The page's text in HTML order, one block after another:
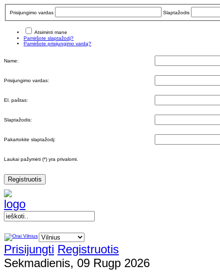
Prisijungimo vardas Slaptažodis
Atsiminti mane
Pamiršote slaptažodį?
Pamiršote prisijungimo vardą?
Name:
Prisijungimo vardas:
El. paštas:
Slaptažodis:
Pakartokite slaptažodį:
Laukai pažymėti (*) yra privalomi.
Registruotis
Prisijungti Registruotis
Sekmadienis, 09 Rugp 2026